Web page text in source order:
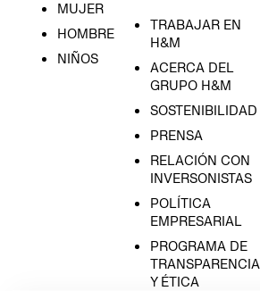
MUJER
HOMBRE
NIÑOS
TRABAJAR EN
H&M
ACERCA DEL
GRUPO H&M
SOSTENIBILIDAD
PRENSA
RELACIÓN CON
INVERSONISTAS
POLÍTICA
EMPRESARIAL
PROGRAMA DE
TRANSPARENCIA
Y ÉTICA